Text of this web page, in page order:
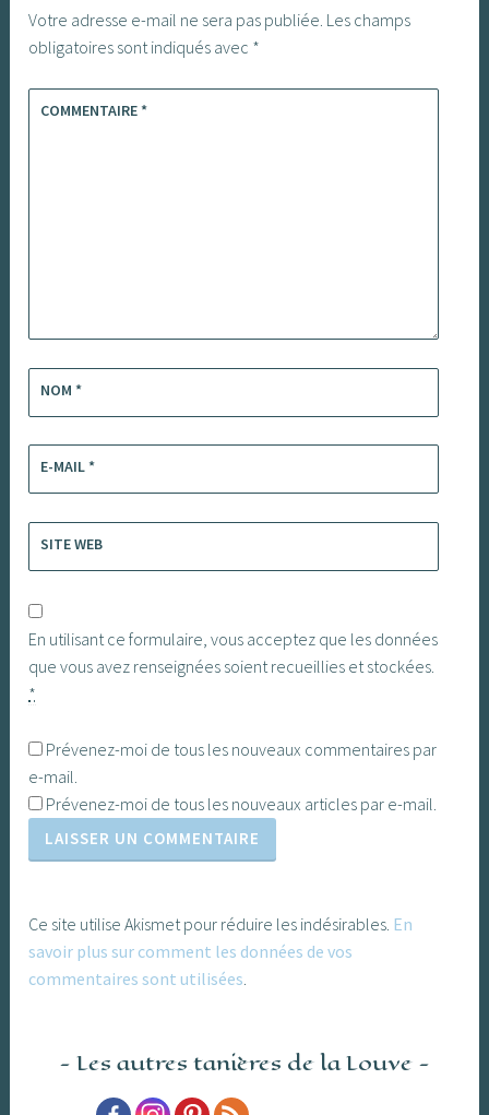
Votre adresse e-mail ne sera pas publiée. Les champs
obligatoires sont indiqués avec *
COMMENTAIRE*
NOM*
E-MAIL*
SITE WEB
En utilisant ce formulaire, vous acceptez que les données
que vous avez renseignées soient recueillies et stockées.
*
Prévenez-moi de tous les nouveaux commentaires par
e-mail.
Prévenez-moi de tous les nouveaux articles par e-mail.
Ce site utilise Akismet pour réduire les indésirables. En
savoir plus sur comment les données de vos
commentaires sont utilisées.
Les autres tanières de la Louve